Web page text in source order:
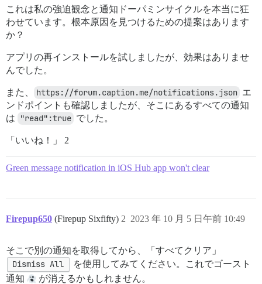
これは私の強迫観念と通知ドーパミンサイクルを本当に狂
わせています。根本原因を見つけるための提案はあります
か？
アプリの再インストールを試しましたが、効果はありませ
んでした。
また、 https://forum.caption.me/notifications.json エ
ンドポイントも確認しましたが、そこにあるすべての通知
は
"read":true でした。
「いいね！」 2
Green message notification in iOS Hub app won't clear
Firepup650 (Firepup Sixfifty) 2023 年 10 月 5 日午前 10:49
2
そこで別の通知を取得してから、「すべてクリア」
Dismiss All
を使用してみてください。これでゴースト
通知
が消えるかもしれません。